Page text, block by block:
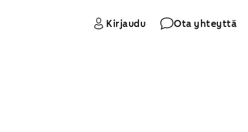
Kirjaudu Ota yhteyttä